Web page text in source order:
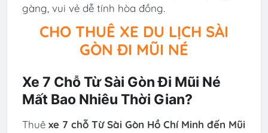
gàng, vui vẻ dễ tính hòa đồng.
CHO THUÊ XE DU LỊCH SÀI
GÒN ĐI MŨI NÉ
Xe 7 Chỗ Từ Sài Gòn Đi Mũi Né
Mất Bao Nhiêu Thời Gian?
Thuê xe 7 chỗ Từ Sài Gòn Hồ Chí Minh đến Mũi